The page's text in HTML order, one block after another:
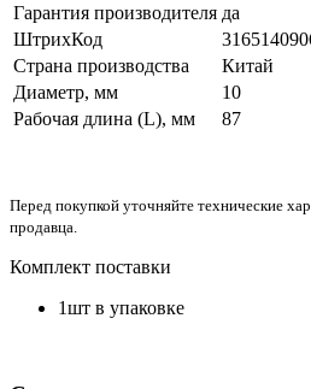
Гарантия производителя да
ШтрихКод
Страна производства
Китай
Диаметр, мм
10
Рабочая длина (L), мм
87
Перед покупкой уточняйте технические
продавца.
Комплект поставки
1шт в упаковке